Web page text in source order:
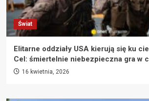
Świat
Elitarne oddziały USA kierują się ku
Cel: śmiertelnie niebezpieczna gra w
16 kwietnia, 2026